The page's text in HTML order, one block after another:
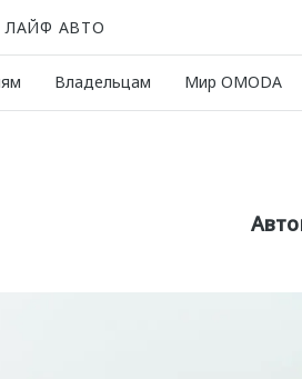
ЛАЙФ АВТО
Владельцам Мир OMODA